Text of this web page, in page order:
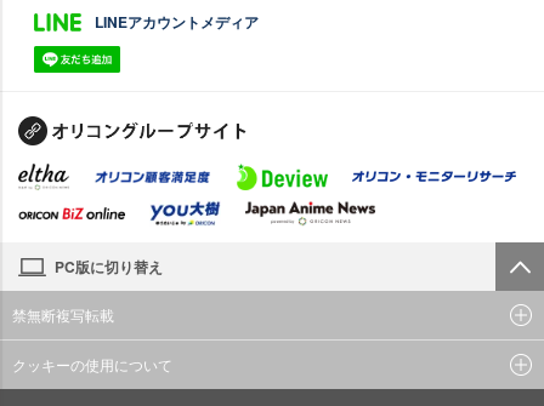
LINEアカウントメディア
PC版に切り替え
禁無断複写転載
クッキーの使用について